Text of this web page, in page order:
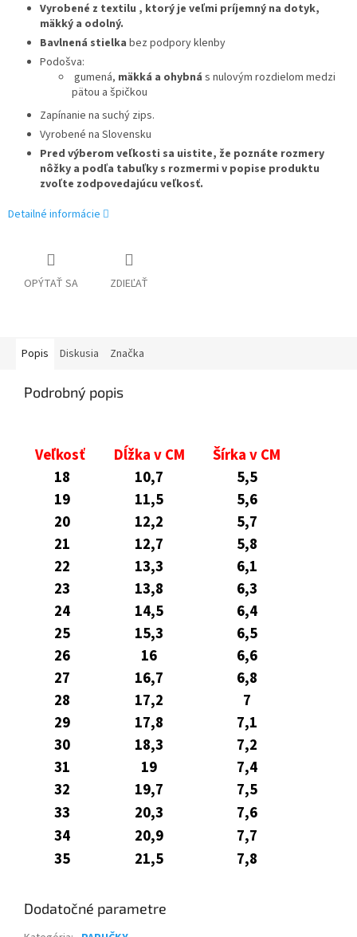
Vyrobené z textilu , ktorý je veľmi príjemný na dotyk,
mäkký a odolný.
Bavlnená stielka bez podpory klenby
Podošva:
gumená, mäkká a ohybná s nulovým rozdielom medzi
pätou a špičkou
Zapínanie na suchý zips.
Vyrobené na Slovensku
Pred výberom veľkosti sa uistite, že poznáte rozmery
nôžky a podľa tabuľky s rozmermi v popise produktu
zvoľte zodpovedajúcu veľkosť.
Detailné informácie
OPÝTAŤ SA ZDIEĽAŤ
Popis Diskusia Značka
Podrobný popis
Veľkosť Dĺžka v CM
Šírka v CM
18
10,7
5,5
19
11,5
5,6
20
12,2
5,7
21
12,7
5,8
22
13,3
6,1
23
13,8
6,3
24
14,5
6,4
25
15,3
6,5
26
16
6,6
27
16,7
6,8
28
17,2
7
29
17,8
7,1
30
18,3
7,2
31
19
7,4
32
19,7
7,5
33
20,3
7,6
34
20,9
7,7
35
21,5 7,8
Dodatočné parametre